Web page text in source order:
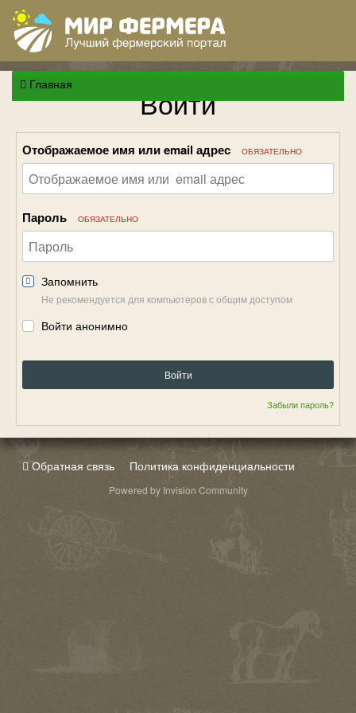
Главная Войти
Отображаемое имя или email адрес ОБЯЗАТЕЛЬНО
Пароль ОБЯЗАТЕЛЬНО
Запомнить
Не рекомендуется для компьютеров с общим доступом
Войти анонимно
Войти
Забыли пароль?
Обратная связь Политика конфиденциальности
Powered by Invision Community